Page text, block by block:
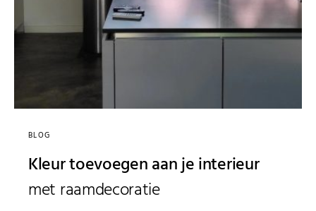
BLOG
Kleur toevoegen aan je interieur
met raamdecoratie